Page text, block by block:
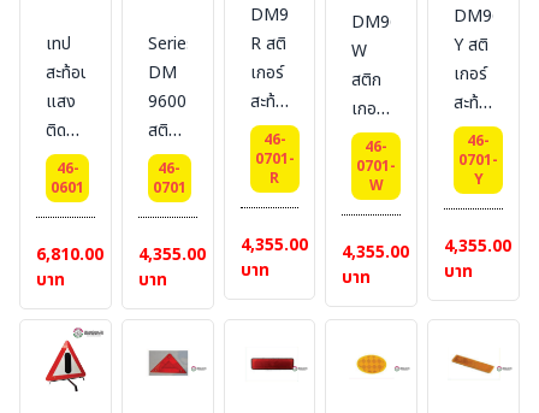
m.
เทป
สะท้อน
แสง
ติด
ยาน
พาหนะ
REFLECTIVE
TAPE
BESTSAFE
46-
0601
6,810.00
บาท
Series
DM
9600
สติก
เกอร์
สะท้อน
แสง
ติดรถ
บรรทุก
Size
นิ้ว x
46-
0701
4,355.00
บาท
DM9630-
R สติ
เกอร์
สะท้อน
แสง
ติดรถ
บรรทุก
Size
: 2
นิ้ว x
50
Series
46-
0701-
R
4,355.00
บาท
DM9610-
W
สติก
เกอร์
สะท้อน
แสง
ติดรถ
Size
: 2
นิ้ว x
เมตร
46-
0701-
W
4,355.00
บาท
DM9620-
Y สติ
เกอร์
สะท้อน
แสง
ติดรถ
บรรทุก
Size
: 2
นิ้ว x
50
Series
46-
0701-
Y
4,355.00
บาท